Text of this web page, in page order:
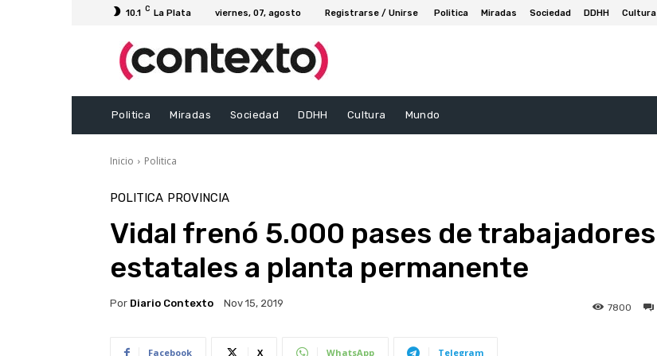
10.1 C La Plata viernes, 07, agosto Registrarse / Unirse Politica Miradas Sociedad DDHH Cultura
Politica Miradas Sociedad DDHH Cultura Mundo
Inicio Politica
POLITICA PROVINCIA
Vidal frenó 5.000 pases de trabajadores
estatales a planta permanente
Por Diario Contexto Nov 15, 2019 7800
Facebook X WhatsApp Telegram